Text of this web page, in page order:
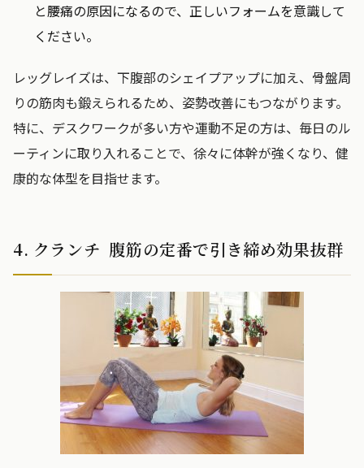
と腰痛の原因になるので、正しいフォームを意識して
ください。
レッグレイズは、下腹部のシェイプアップに加え、骨盤周
りの筋肉も鍛えられるため、姿勢改善にもつながります。
特に、デスクワークが多い方や運動不足の方は、毎日のル
ーティンに取り入れることで、徐々に体幹が強くなり、健
康的な体型を目指せます。
4. クランチ 腹筋の定番で引き締め効果抜群